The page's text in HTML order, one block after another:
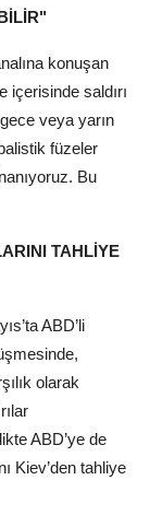
konuşan
içerisinde saldırı
veya yarın
füzeler
Bu
TAHLİYE
ABD’li
olarak
ABD’ye de
Kiev’den tahliye